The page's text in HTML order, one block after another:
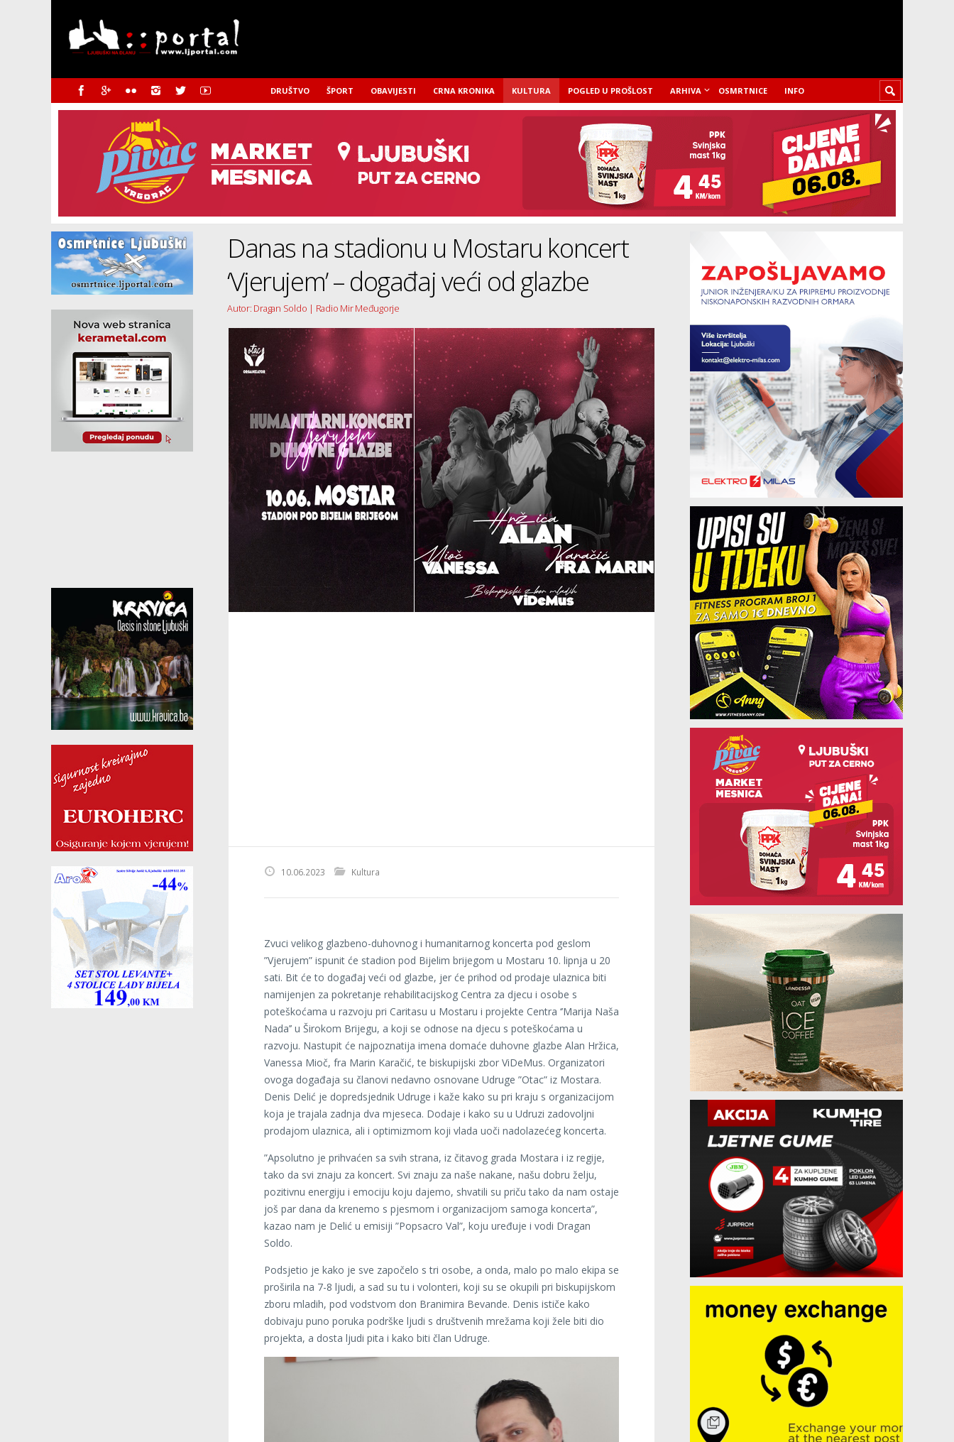
DRUŠTVO ŠPORT OBAVIJESTI CRNA KRONIKA KULTURA POGLED U PROŠLOST ARHIVA OSMRTNICE INFO
Danas na stadionu u Mostaru koncert
‘Vjerujem’ – događaj veći od glazbe
Autor: Dragan Soldo | Radio Mir Međugorje
10.06.2023 Kultura
Zvuci velikog glazbeno-duhovnog i humanitarnog koncerta pod geslom
”Vjerujem” ispunit će stadion pod Bijelim brijegom u Mostaru 10. lipnja u 20
sati. Bit će to događaj veći od glazbe, jer će prihod od prodaje ulaznica biti
namijenjen za pokretanje rehabilitacijskog Centra za djecu i osobe s
poteškoćama u razvoju pri Caritasu u Mostaru i projekte Centra ‘’Marija Naša
Nada’’ u Širokom Brijegu, a koji se odnose na djecu s poteškoćama u
razvoju. Nastupit će najpoznatija imena domaće duhovne glazbe Alan Hržica,
Vanessa Mioč, fra Marin Karačić, te biskupijski zbor ViDeMus. Organizatori
ovoga događaja su članovi nedavno osnovane Udruge ”Otac” iz Mostara.
Denis Delić je dopredsjednik Udruge i kaže kako su pri kraju s organizacijom
koja je trajala zadnja dva mjeseca. Dodaje i kako su u Udruzi zadovoljni
prodajom ulaznica, ali i optimizmom koji vlada uoči nadolazećeg koncerta.
”Apsolutno je prihvaćen sa svih strana, iz čitavog grada Mostara i iz regije,
tako da svi znaju za koncert. Svi znaju za naše nakane, našu dobru želju,
pozitivnu energiju i emociju koju dajemo, shvatili su priču tako da nam ostaje
još par dana da krenemo s pjesmom i organizacijom samoga koncerta”,
kazao nam je Delić u emisiji ”Popsacro Val”, koju uređuje i vodi Dragan
Soldo.
Podsjetio je kako je sve započelo s tri osobe, a onda, malo po malo ekipa se
proširila na 7-8 ljudi, a sad su tu i volonteri, koji su se okupili pri biskupijskom
zboru mladih, pod vodstvom don Branimira Bevande. Denis ističe kako
dobivaju puno poruka podrške ljudi s društvenih mrežama koji žele biti dio
projekta, a dosta ljudi pita i kako biti član Udruge.